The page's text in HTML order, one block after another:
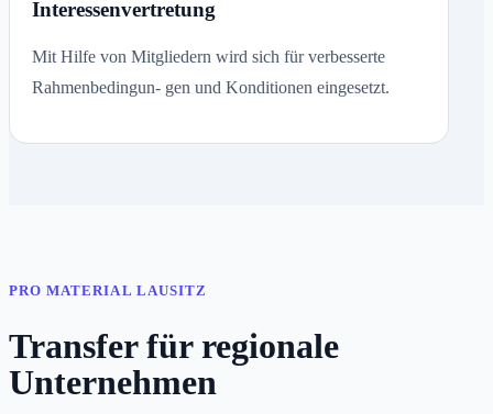
Interessenvertretung
Mit Hilfe von Mitgliedern wird sich für verbesserte
Rahmenbedingun- gen und Konditionen eingesetzt.
PRO MATERIAL LAUSITZ
Transfer für regionale
Unternehmen